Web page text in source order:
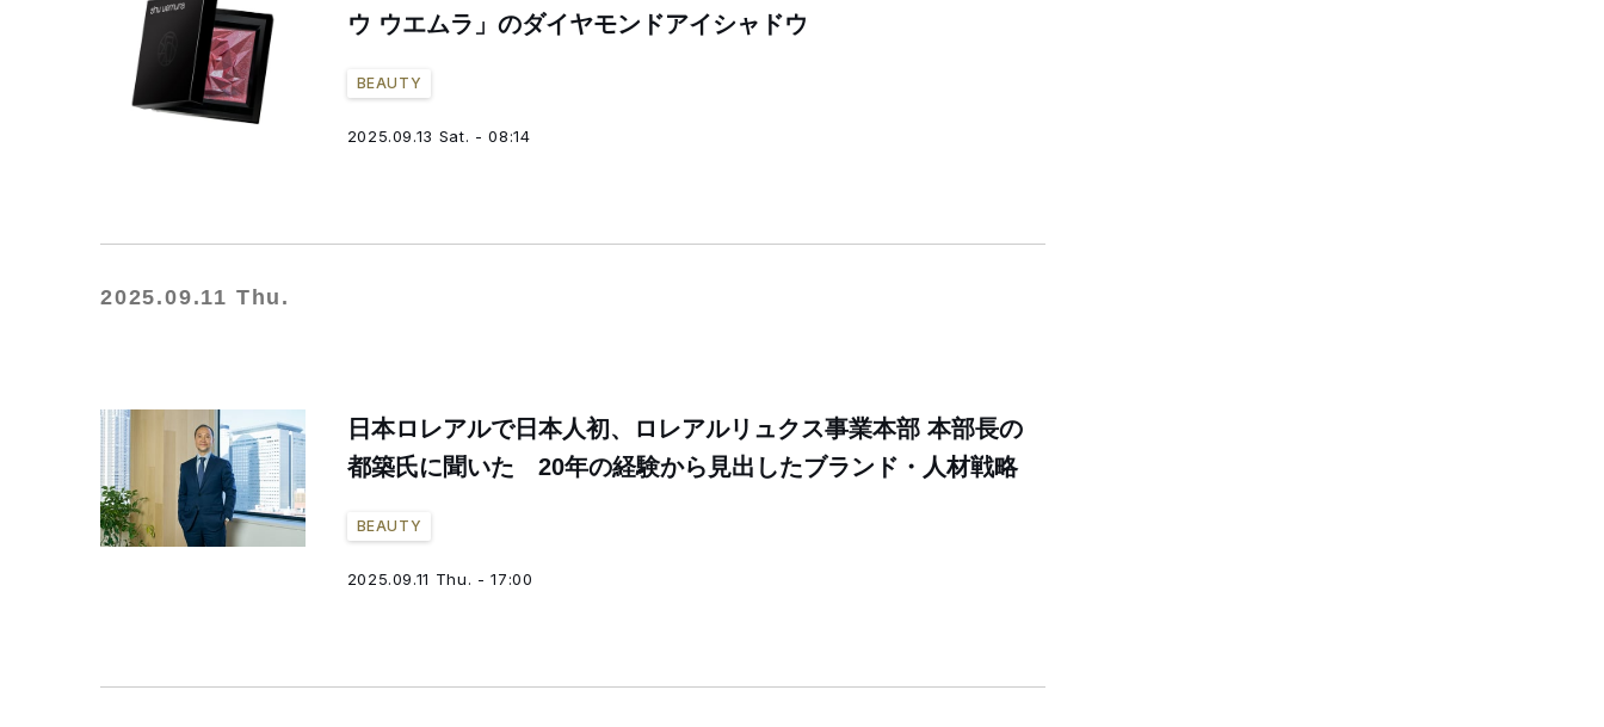
ウ ウエムラ」のダイヤモンドアイシャドウ
BEAUTY
2025.09.13 Sat. - 08:14
2025.09.11 Thu.
日本ロレアルで日本人初、ロレアルリュクス事業本部 本部長の
都築氏に聞いた 20年の経験から見出したブランド・人材戦略
BEAUTY
2025.09.11 Thu. - 17:00